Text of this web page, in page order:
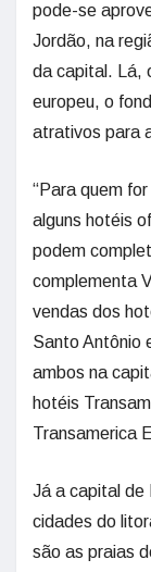
pode-se
Jordão, na
da capital. Lá,
europeu, o
atrativos para
“Para quem
alguns hotéis
podem
complementa
vendas dos
Santo Antônio
ambos na
hotéis
Transamerica
Já a capital de
cidades do
são as praias